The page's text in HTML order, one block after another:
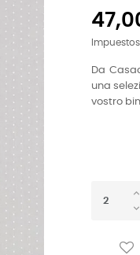
Da
una
vostro